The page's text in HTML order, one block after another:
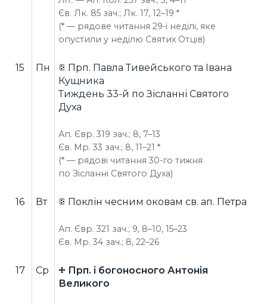
Єв. Лк. 85 зач.; Лк. 17, 12–19 *
(* — рядове читання 29-ї неділі, яке
опустили у неділю Святих Отців)
15 Пн
Прп. Павла Тивейського та Івана
Кущника
Тиждень 33-й по Зісланні Святого
Духа
Ап. Євр. 319 зач.; 8, 7–13
Єв. Мр. 33 зач.; 8, 11–21 *
(* — рядові читання 30-го тижня
по Зісланні Святого Духа)
16 Вт Поклін чесним оковам св. ап. Петра
Ап. Євр. 321 зач.; 9, 8–10, 15–23
Єв. Мр. 34 зач.; 8, 22–26
17 Ср
Прп. і богоносного Антонія
Великого